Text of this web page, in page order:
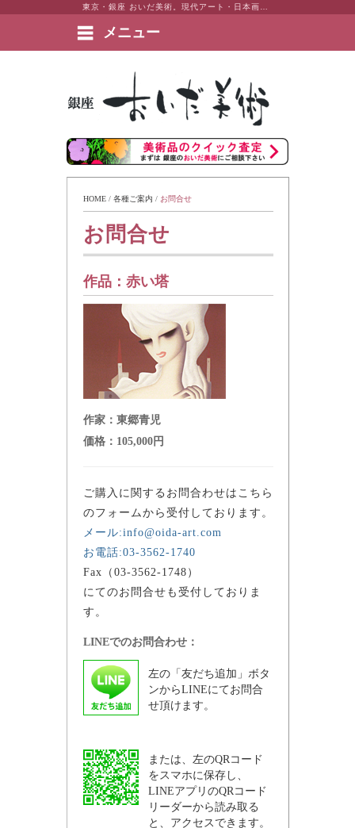
メニュー
絵画など美術品の販売と買取 | 東京・銀座 おいだ美術
HOME / 各種ご案内 / お問合せ
お問合せ
作品： 赤い塔
作家： 東郷青児
価格： 105,000円
ご購入に関するお問合わせはこちら
のフォームから受付しております。
メール:info@oida-art.com
お電話:03-3562-1740
Fax（03-3562-1748）
にてのお問合せも受付しておりま
す。
LINEでのお問合わせ：
左の「友だち追加」ボタ
ンからLINEにてお問合
せ頂けます。
または、左のQRコード
をスマホに保存し、
LINEアプリのQRコード
リーダーから読み取る
と、アクセスできます。